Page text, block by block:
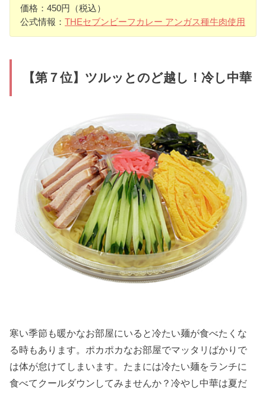
価格：450円（税込）
公式情報：THEセブンビーフカレー アンガス種牛肉使用
【第７位】ツルッとのど越し！冷し中華
寒い季節も暖かなお部屋にいると冷たい麺が食べたくな
る時もあります。ポカポカなお部屋でマッタリばかりで
は体が怠けてしまいます。たまには冷たい麺をランチに
食べてクールダウンしてみませんか？冷やし中華は夏だ